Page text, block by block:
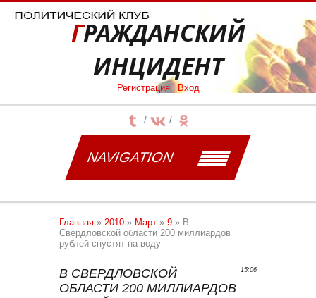
ГРАЖДАНСКИЙ
ИНЦИДЕНТ
Регистрация Вход
NAVIGATION
Главная » 2010 » Март » 9 » В
Cвердловской области 200 миллиардов
рублей спустят на воду
15:06
В CВЕРДЛОВСКОЙ
ОБЛАСТИ 200 МИЛЛИАРДОВ